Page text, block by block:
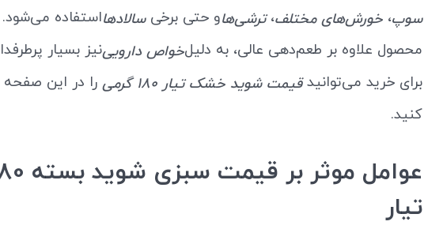
سوپ، خورش‌های مختلف،ترشی‌هاو حتی برخیسالادهااستفاده می‌شود.
محصول علاوه بر طعم‌دهی عالی، به دلیلخواص دارویینیز بسیار
برای خرید می‌توانیدقیمت شوید خشک تیار 180 گرمی
را در این
کنید.
تیار